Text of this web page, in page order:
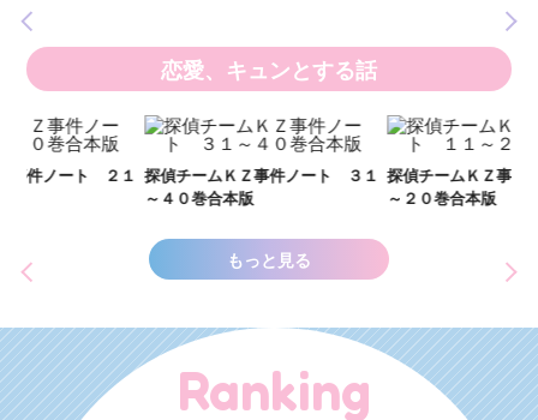
恋愛、キュンとする話
探偵チームＫＺ事件ノート ３１ 探偵チームＫＺ事件ノート １１
もっと見る
Ranking